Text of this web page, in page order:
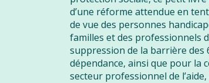
d’une réforme attendue en
de vue des personnes
familles et des professionnels
suppression de la barrière des
dépendance, ainsi que pour la
secteur professionnel de